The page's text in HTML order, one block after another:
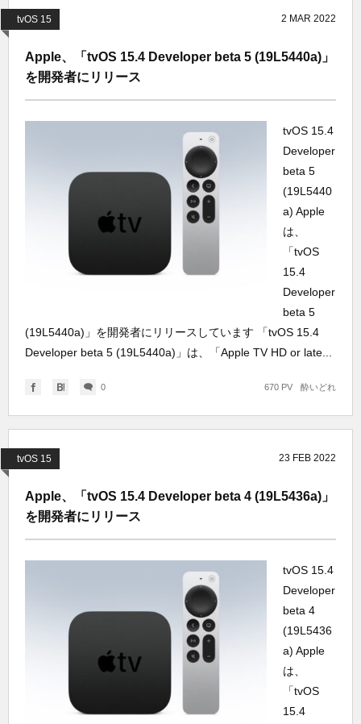
tvOS 15 2 MAR 2022
Apple、「tvOS 15.4 Developer beta 5 (19L5440a)」
を開発者にリリース
tvOS 15.4
Developer
beta 5
(19L5440
a) Apple
は、
「tvOS
15.4
Developer
beta 5
(19L5440a)」を開発者にリリースしています 「tvOS 15.4
Developer beta 5 (19L5440a)」は、「Apple TV HD or late...
0 酔いどれ
670 PV
tvOS 15 23 FEB 2022
Apple、「tvOS 15.4 Developer beta 4 (19L5436a)」
を開発者にリリース
tvOS 15.4
Developer
beta 4
(19L5436
a) Apple
は、
「tvOS
15.4